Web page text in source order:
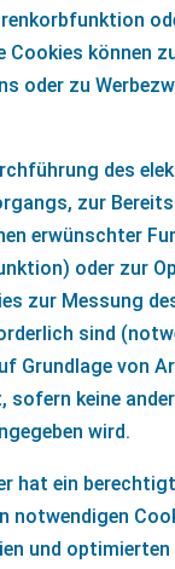
Cookies können
oder zu
des
zur
erwünschter
oder zur
zur Messung
sind
Grundlage von
sofern keine
wird.
hat ein
notwendigen
und